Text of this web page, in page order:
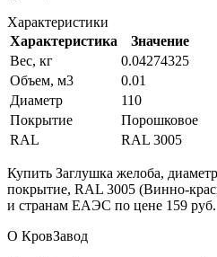
Характеристики
Характеристика
Значение
Вес, кг
0.04274325
Объем, м3
0.01
Диаметр
110
Покрытие
Порошковое
RAL
RAL 3005
Купить Заглушка желоба,
покрытие, RAL 3005 (Винно-
и странам ЕАЭС по цене 159 руб.
О КровЗавод